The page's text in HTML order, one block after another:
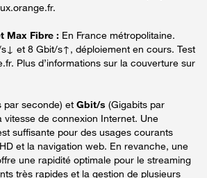
Max Fibre : En France métropolitaine.
s↓ et 8 Gbit/s↑, déploiement en cours. Test
Plus d’informations sur la couverture sur
par seconde) et Gbit/s (Gigabits par
vitesse de connexion Internet. Une
suffisante pour des usages courants
et la navigation web. En revanche, une
une rapidité optimale pour le streaming
très rapides et la gestion de plusieurs